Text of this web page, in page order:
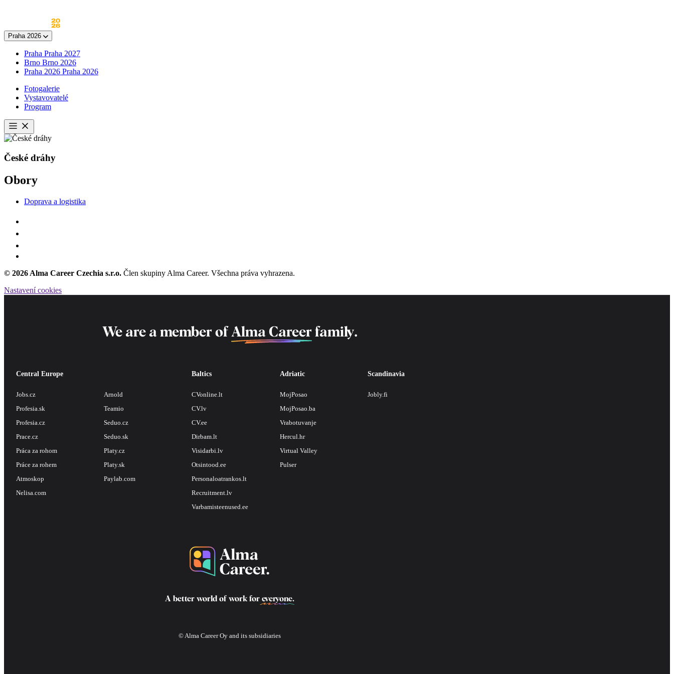
Praha 2026
Praha Praha 2027
Brno Brno 2026
Praha 2026 Praha 2026
Fotogalerie
Vystavovatelé
Program
Otevřít
menu
České dráhy
Obory
Doprava a logistika
© 2026 Alma Career Czechia s.r.o. Člen skupiny Alma Career. Všechna práva vyhrazena.
Nastavení cookies
We are a member of Alma Careerfamily.
Central Europe
Jobs.cz
Profesia.sk
Profesia.cz
Prace.cz
Práca za rohom
Práce za rohem
Atmoskop
Nelisa.com
Arnold
Teamio
Seduo.cz
Seduo.sk
Platy.cz
Platy.sk
Paylab.com
Baltics
CVonline.lt
CV.lv
CV.ee
Dirbam.lt
Visidarbi.lv
Otsintood.ee
Personaloatrankos.lt
Recruitment.lv
Varbamisteenused.ee
Adriatic
MojPosao
MojPosao.ba
Vrabotuvanje
Hercul.hr
Virtual Valley
Pulser
Scandinavia
Jobly.fi
A better world of work for everyone.
© Alma Career Oy and its subsidiaries